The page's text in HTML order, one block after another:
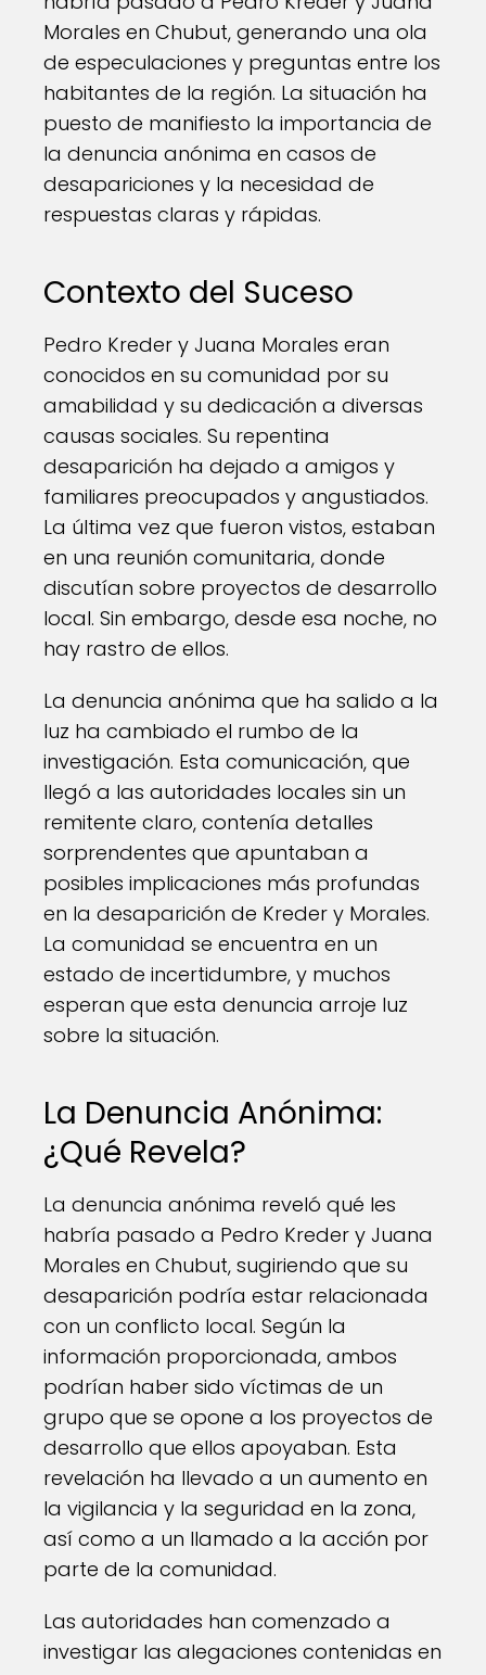
Morales en Chubut, generando una ola
de especulaciones y preguntas entre los
habitantes de la región. La situación ha
puesto de manifiesto la importancia de
la denuncia anónima en casos de
desapariciones y la necesidad de
respuestas claras y rápidas.
Contexto del Suceso
Pedro Kreder y Juana Morales eran
conocidos en su comunidad por su
amabilidad y su dedicación a diversas
causas sociales. Su repentina
desaparición ha dejado a amigos y
familiares preocupados y angustiados.
La última vez que fueron vistos, estaban
en una reunión comunitaria, donde
discutían sobre proyectos de desarrollo
local. Sin embargo, desde esa noche, no
hay rastro de ellos.
La denuncia anónima que ha salido a la
luz ha cambiado el rumbo de la
investigación. Esta comunicación, que
llegó a las autoridades locales sin un
remitente claro, contenía detalles
sorprendentes que apuntaban a
posibles implicaciones más profundas
en la desaparición de Kreder y Morales.
La comunidad se encuentra en un
estado de incertidumbre, y muchos
esperan que esta denuncia arroje luz
sobre la situación.
La Denuncia Anónima:
¿Qué Revela?
La denuncia anónima reveló qué les
habría pasado a Pedro Kreder y Juana
Morales en Chubut, sugiriendo que su
desaparición podría estar relacionada
con un conflicto local. Según la
información proporcionada, ambos
podrían haber sido víctimas de un
grupo que se opone a los proyectos de
desarrollo que ellos apoyaban. Esta
revelación ha llevado a un aumento en
la vigilancia y la seguridad en la zona,
así como a un llamado a la acción por
parte de la comunidad.
Las autoridades han comenzado a
investigar las alegaciones contenidas en